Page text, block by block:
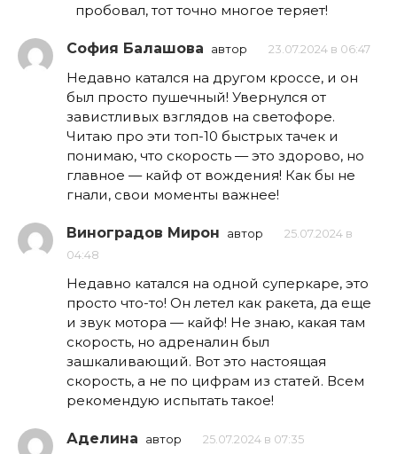
пробовал, тот точно многое теряет!
София Балашова автор 23.07.2024 в 06:47
Недавно катался на другом кроссе, и он
был просто пушечный! Увернулся от
завистливых взглядов на светофоре.
Читаю про эти топ-10 быстрых тачек и
понимаю, что скорость — это здорово, но
главное — кайф от вождения! Как бы не
гнали, свои моменты важнее!
Виноградов Мирон автор
25.07.2024 в
04:48
Недавно катался на одной суперкаре, это
просто что-то! Он летел как ракета, да еще
и звук мотора — кайф! Не знаю, какая там
скорость, но адреналин был
зашкаливающий. Вот это настоящая
скорость, а не по цифрам из статей. Всем
рекомендую испытать такое!
Аделина автор 25.07.2024 в 07:35